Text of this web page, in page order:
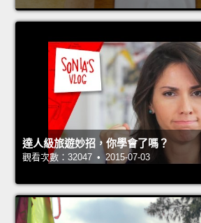
達人級旅遊妙招，你學會了嗎？
觀看次數：32047 • 2015-07-03